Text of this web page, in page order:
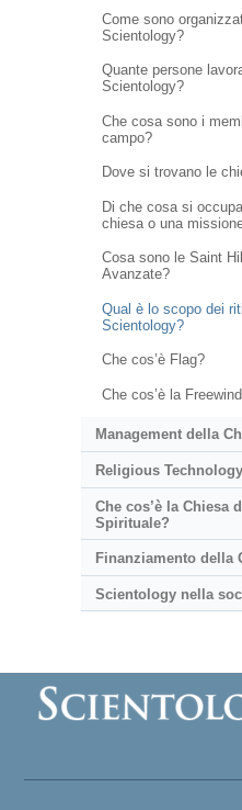
Come sono
Scientology?
Quante persone
Scientology?
Che cosa sono i
campo?
Dove si trovano le
Di che cosa si
chiesa o una
Cosa sono le Saint
Avanzate?
Qual è lo scopo dei
Scientology?
Che cos’è Flag?
Che cos’è la
Management della
Religious
Che cos’è la Chiesa
Spirituale?
Finanziamento della
Scientology nella